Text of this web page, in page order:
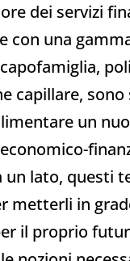
dei servizi
con una
capillare,
un
lato, questi
in
il proprio